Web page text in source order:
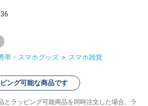
帯・スマホグッズ ＞ スマホ雑貨
ング可能な商品です
とラッピング可能商品を同時注文した場合、ラ